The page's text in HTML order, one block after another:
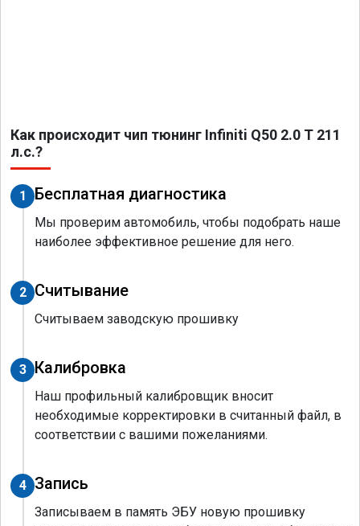
Как происходит чип тюнинг Infiniti Q50 2.0 T 211
л.с.?
1 Бесплатная диагностика
Мы проверим автомобиль, чтобы подобрать наше
наиболее эффективное решение для него.
2 Считывание
Считываем заводскую прошивку
3 Калибровка
Наш профильный калибровщик вносит
необходимые корректировки в считанный файл, в
соответствии с вашими пожеланиями.
4 Запись
Записываем в память ЭБУ новую прошивку